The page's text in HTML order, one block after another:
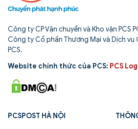
Công ty CP Vận chuyển và Kho vận PCS
Công ty Cổ phần Thương Mại và Dịch vụ
PCS.
Website chính thức của PCS: PCS
PCSPOST HÀ NỘI